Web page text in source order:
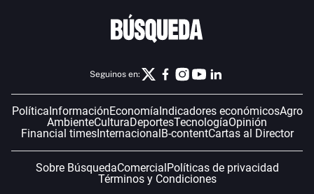
Seguinos en:
Política InformaciónEconomía Indicadores económicosAgro
AmbienteCulturaDeportesTecnologíaOpinión
Financial timesInternacional B-contentCartas al Director
Sobre BúsquedaComercial Políticas de privacidad
Términos y Condiciones